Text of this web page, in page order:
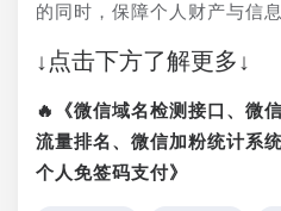
的同时，保障个人财产与信息
↓点击下方了解更多↓
🔥《微信域名检测接口、微
流量排名、微信加粉统计系
个人免签码支付》